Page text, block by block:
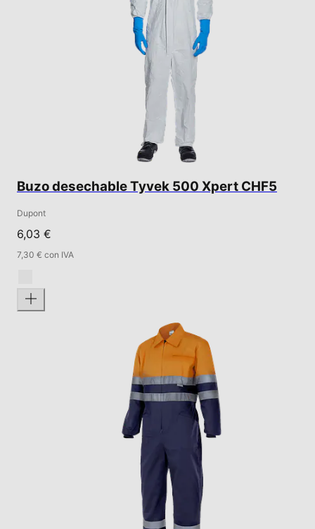
Buzo desechable Tyvek 500 Xpert CHF5
Dupont
6,03 €
7,30 € con IVA